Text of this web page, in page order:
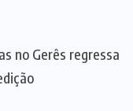
no Gerês regressa